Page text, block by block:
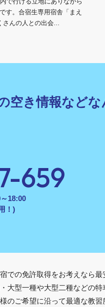
す。合宿生専用宿舎「まえ
さんの人との出会...
空き情報などな
659
18:00
！)
での免許取得をお考えなら最
大型一種や大型二種などの
のご希望に沿って最適な教習